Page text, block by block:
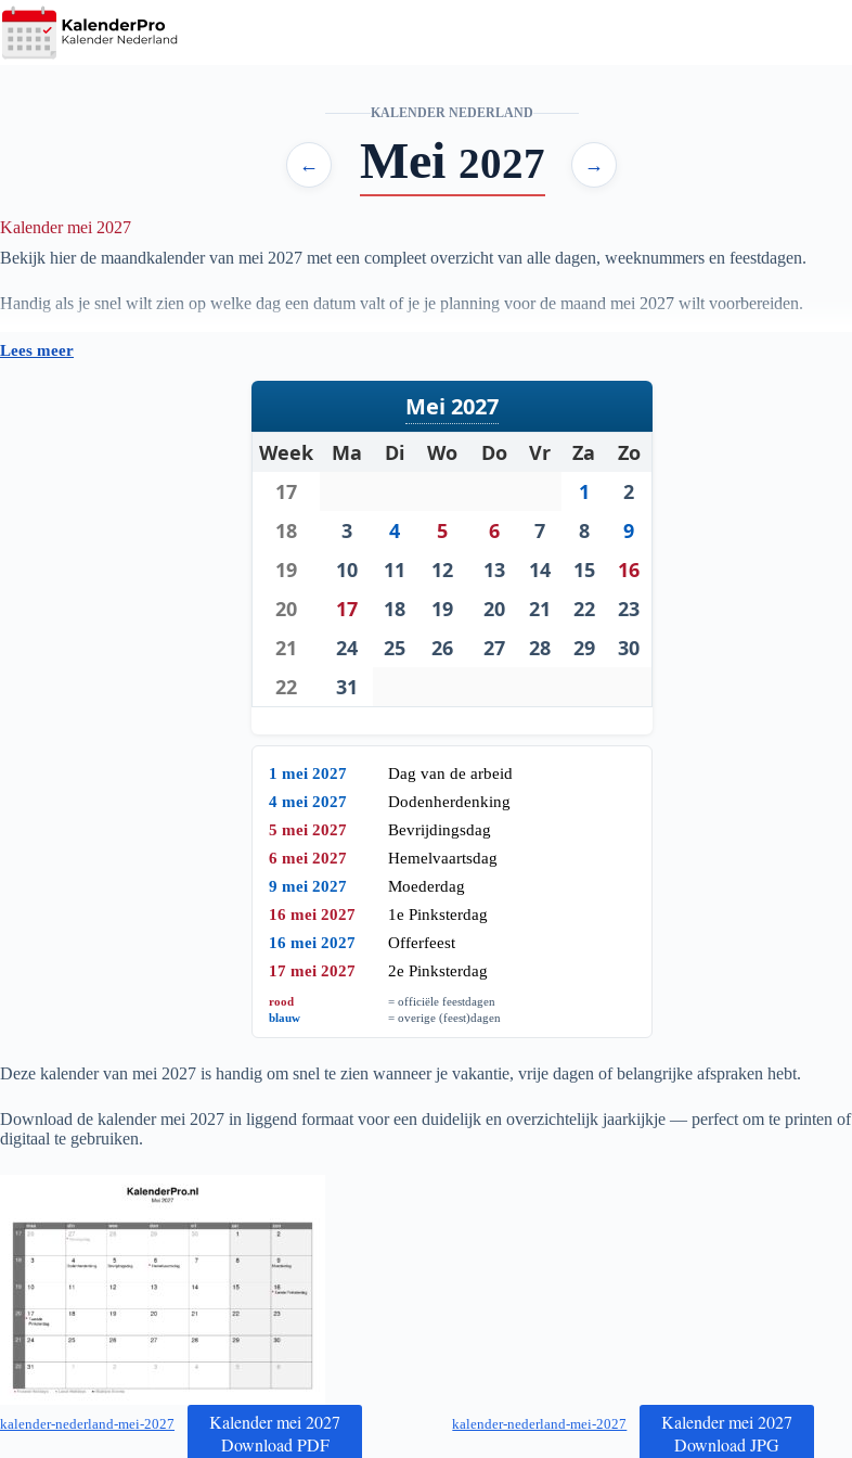
Ga
naar
de
KALENDER NEDERLAND
← Mei 2027 →
Kalender mei 2027
Bekijk hier de maandkalender van mei 2027 met een compleet overzicht van alle dagen, weeknummers en feestdagen.
Handig als je snel wilt zien op welke dag een datum valt of je je planning voor de maand mei 2027 wilt voorbereiden.
Lees meer
Mei 2027
Week Ma Di Wo Do Vr Za
Zo
17
1
2
18
3 4 5 6 7 8
9
19
10 11 12 13 14 15
16
20
17 18 19 20 21 22
23
21
24 25 26 27 28 29
30
22
31
1 mei 2027
Dag van de arbeid
4 mei 2027
Dodenherdenking
5 mei 2027
Bevrijdingsdag
6 mei 2027
Hemelvaartsdag
9 mei 2027
Moederdag
16 mei 2027
1e Pinksterdag
16 mei 2027
Offerfeest
17 mei 2027
2e Pinksterdag
rood
= officiële feestdagen
blauw
= overige (feest)dagen
Deze kalender van mei 2027 is handig om snel te zien wanneer je vakantie, vrije dagen of belangrijke afspraken hebt.
Download de kalender mei 2027 in liggend formaat voor een duidelijk en overzichtelijk jaarkijkje — perfect om te printen of
digitaal te gebruiken.
kalender-nederland-mei-2027
Kalender mei 2027
Download PDF
kalender-nederland-mei-2027
Kalender mei 2027
Download JPG